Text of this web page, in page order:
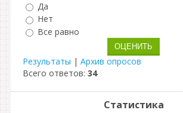
Да
Нет
Все равно
Результаты | Архив опросов
Всего ответов: 34
Статистика